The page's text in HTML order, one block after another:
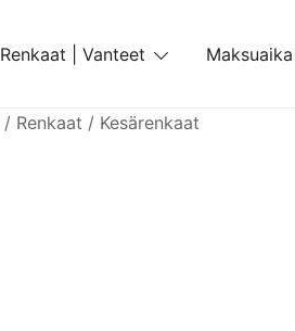
Renkaat | Vanteet Maksuaika
/ Renkaat / Kesärenkaat